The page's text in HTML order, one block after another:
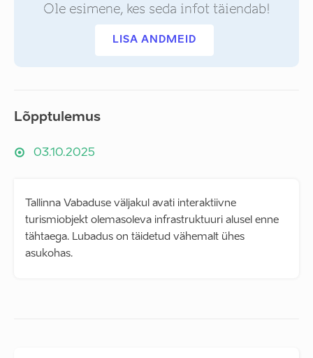
Ole esimene, kes seda infot täiendab!
LISA ANDMEID
Lõpptulemus
03.10.2025
Tallinna Vabaduse väljakul avati interaktiivne
turismiobjekt olemasoleva infrastruktuuri alusel enne
tähtaega. Lubadus on täidetud vähemalt ühes
asukohas.